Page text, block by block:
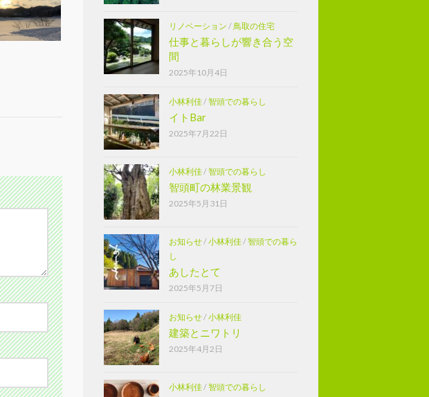
リノベーション / 鳥取の住宅
仕事と暮らしが響き合う空
間
2025年10月4日
小林利佳/智頭での暮らし
イトBar
2025年7月22日
小林利佳/智頭での暮らし
智頭町の林業景観
2025年5月31日
お知らせ/小林利佳/智頭での暮ら
し
あしたとて
2025年5月7日
お知らせ/小林利佳
建築とニワトリ
2025年4月2日
小林利佳/智頭での暮らし